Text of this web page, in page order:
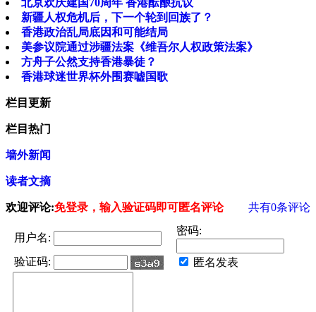
北京欢庆建国70周年 香港酝酿抗议
新疆人权危机后，下一个轮到回族了？
香港政治乱局底因和可能结局
美参议院通过涉疆法案《维吾尔人权政策法案》
方舟子公然支持香港暴徒？
香港球迷世界杯外围赛嘘国歌
栏目更新
栏目热门
墙外新闻
读者文摘
欢迎评论:免登录，输入验证码即可匿名评论 共有0条评论
用户名:
密码:
验证码: 匿名发表